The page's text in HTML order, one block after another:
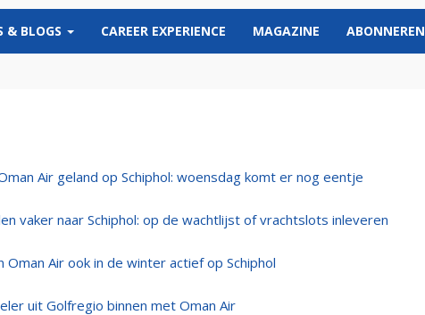
& BLOGS CAREER EXPERIENCE MAGAZINE ABONNEREN
Air geland op Schiphol: woensdag komt er nog eentje
vaker naar Schiphol: op de wachtlijst of vrachtslots inleveren
Oman Air ook in de winter actief op Schiphol
uit Golfregio binnen met Oman Air